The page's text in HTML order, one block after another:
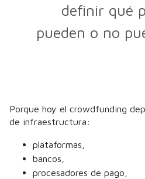
definir qué
pueden o no
Porque hoy el crowdfunding
de infraestructura:
plataformas,
bancos,
procesadores de pago,